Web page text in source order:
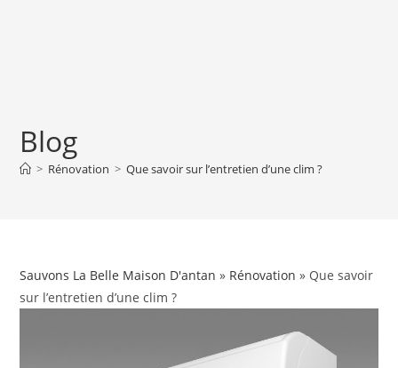
Blog
> Rénovation > Que savoir sur l’entretien d’une clim ?
Sauvons La Belle Maison D'antan » Rénovation » Que savoir
sur l’entretien d’une clim ?